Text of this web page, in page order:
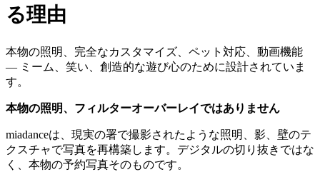
る理由
本物の照明、完全なカスタマイズ、ペット対応、動画機能
— ミーム、笑い、創造的な遊び心のために設計されていま
す。
本物の照明、フィルターオーバーレイではありません
miadanceは、現実の署で撮影されたような照明、影、壁のテ
クスチャで写真を再構築します。デジタルの切り抜きではな
く、本物の予約写真そのものです。